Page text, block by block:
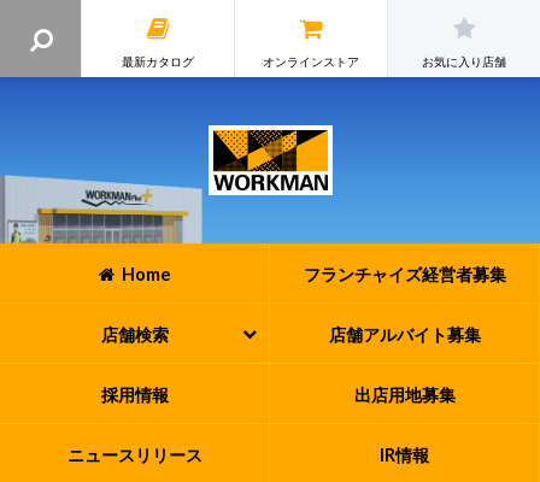
最新カタログ オンラインストア お気に入り店舗
Home フランチャイズ経営者募集
店舗検索 店舗アルバイト募集
採用情報 出店用地募集
ニュースリリース IR情報